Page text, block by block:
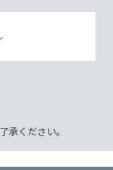
承ください。